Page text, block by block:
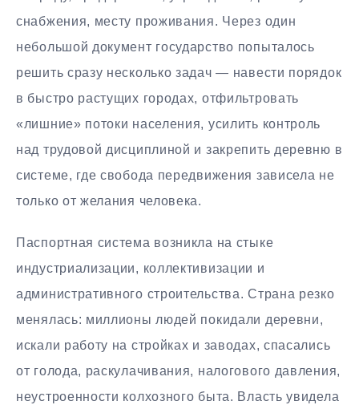
снабжения, месту проживания. Через один
небольшой документ государство попыталось
решить сразу несколько задач — навести порядок
в быстро растущих городах, отфильтровать
«лишние» потоки населения, усилить контроль
над трудовой дисциплиной и закрепить деревню в
системе, где свобода передвижения зависела не
только от желания человека.
Паспортная система возникла на стыке
индустриализации, коллективизации и
административного строительства. Страна резко
менялась: миллионы людей покидали деревни,
искали работу на стройках и заводах, спасались
от голода, раскулачивания, налогового давления,
неустроенности колхозного быта. Власть увидела